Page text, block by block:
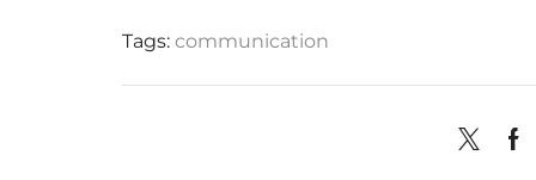
Tags: communication